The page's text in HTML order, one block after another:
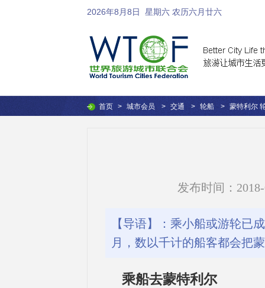
2026年8月8日 星期六 农历六月廿六
首页 > 城市会员 > 交通 > 轮船 > 蒙特利尔
发布时间：
【导语】：乘小船或游轮已
月，数以千计的船客都会把
乘船去蒙特利尔